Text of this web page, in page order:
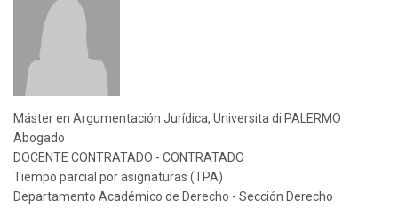
Máster en Argumentación Jurídica, Universita di PALERMO
Abogado
DOCENTE CONTRATADO - CONTRATADO
Tiempo parcial por asignaturas (TPA)
Departamento Académico de Derecho - Sección Derecho